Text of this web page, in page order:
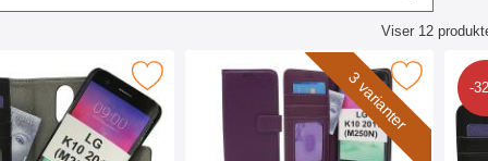
Viser 12
Magnet Wallet LG K10 2017 (M250N) som favoritt
3 varianter
Merk new Standcase Wallet LG K10 2017
-